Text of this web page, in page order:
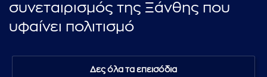
συνεταιρισμός της Ξάνθης που
υφαίνει πολιτισμό
Δες όλα τα επεισόδια